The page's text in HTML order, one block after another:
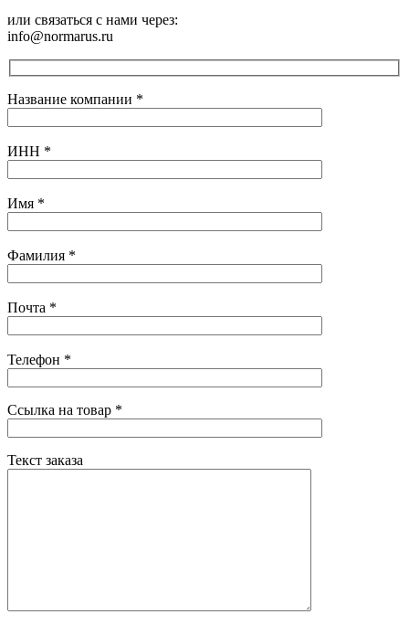
или связаться с нами через:
info@normarus.ru
Название компании *
ИНН *
Имя *
Фамилия *
Почта *
Телефон *
Ссылка на товар *
Текст заказа